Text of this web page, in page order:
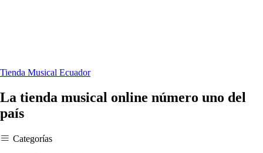
Tienda Musical Ecuador
La tienda musical online número uno del
país
Categorías